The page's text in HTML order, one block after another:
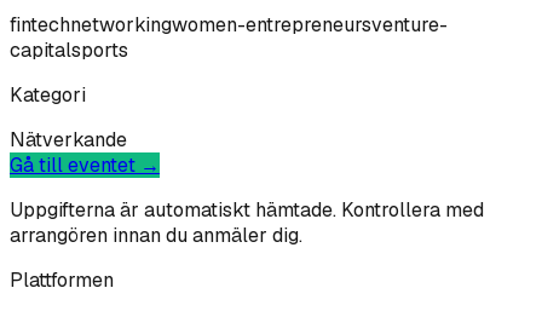
fintechnetworkingwomen-entrepreneursventure-
capitalsports
Kategori
Nätverkande
Gå till eventet →
Uppgifterna är automatiskt hämtade. Kontrollera med
arrangören innan du anmäler dig.
Plattformen